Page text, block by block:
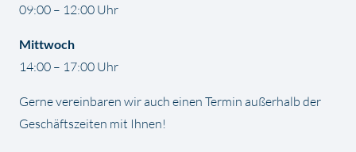
09:00 – 12:00 Uhr
Mittwoch
14:00 – 17:00 Uhr
Gerne vereinbaren wir auch einen Termin außerhalb der
Geschäftszeiten mit Ihnen!